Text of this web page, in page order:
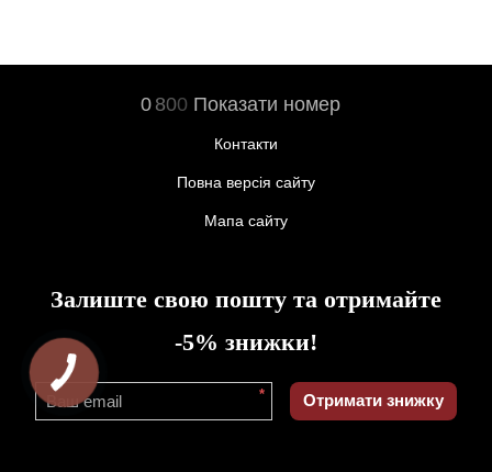
0 800 Показати номер
Контакти
Повна версія сайту
Мапа сайту
Залиште свою пошту та отримайте
-5% знижки!
* Отримати знижку